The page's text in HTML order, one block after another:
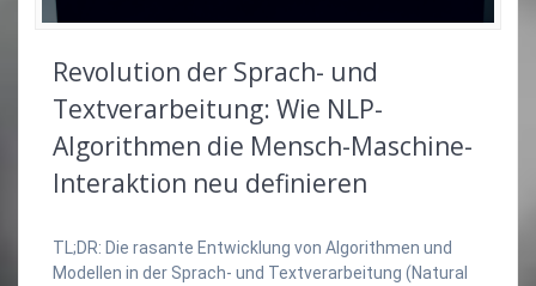
Revolution der Sprach- und
Textverarbeitung: Wie NLP-
Algorithmen die Mensch-Maschine-
Interaktion neu definieren
TL;DR: Die rasante Entwicklung von Algorithmen und
Modellen in der Sprach- und Textverarbeitung (Natural